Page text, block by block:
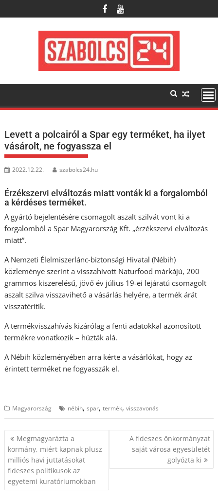
to
Levett a polcairól a Spar egy terméket, ha ilyet
vásárolt, ne fogyassza el
2022.12.22. szabolcs24.hu
Érzékszervi elváltozás miatt vonták ki a forgalomból
a kérdéses terméket.
A gyártó bejelentésére csomagolt aszalt szilvát vont ki a
forgalomból a Spar Magyarország Kft. „érzékszervi elváltozás
miatt”.
A Nemzeti Élelmiszerlánc-biztonsági Hivatal (Nébih)
közleménye szerint a visszahívott Naturfood márkájú, 200
grammos kiszerelésű, jövő év július 19-ei lejáratú csomagolt
aszalt szilva visszavihető a vásárlás helyére, a termék árát
visszatérítik.
A termékvisszahívás kizárólag a fenti adatokkal azonosított
termékre vonatkozik – húzták alá.
A Nébih közleményében arra kérte a vásárlókat, hogy az
érintett terméket ne fogyasszák el.
Magyarország nébih,spar,termék,visszavonás
Bejegyzés
navigáció
Megmagyarázta a
kormány, miért kapnak plusz
milliós havi juttatásokat
fideszes politikusok az
egyetemi kuratóriumokban
A fideszes önkormányzat
saját városa egyesületét
golyózta ki